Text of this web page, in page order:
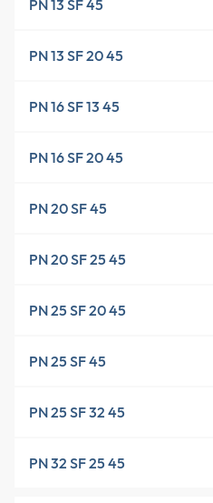
PN 13 SF 45
PN 13 SF 20 45
PN 16 SF 13 45
PN 16 SF 20 45
PN 20 SF 45
PN 20 SF 25 45
PN 25 SF 20 45
PN 25 SF 45
PN 25 SF 32 45
PN 32 SF 25 45